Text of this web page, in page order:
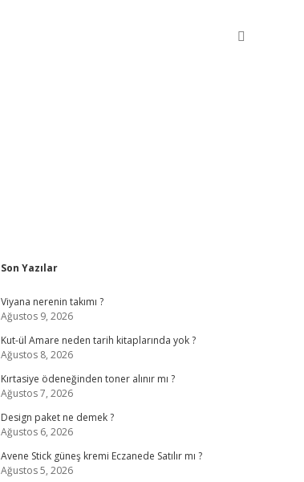
Sidebar
Son Yazılar
Viyana nerenin takımı ?
Ağustos 9, 2026
Kut-ül Amare neden tarih kitaplarında yok ?
Ağustos 8, 2026
Kırtasiye ödeneğinden toner alınır mı ?
Ağustos 7, 2026
Design paket ne demek ?
Ağustos 6, 2026
Avene Stick güneş kremi Eczanede Satılır mı ?
Ağustos 5, 2026